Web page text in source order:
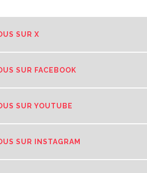
SUR X
SUR FACEBOOK
SUR YOUTUBE
SUR INSTAGRAM